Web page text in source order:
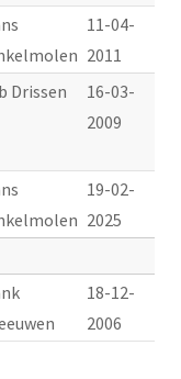
11-04-
2011
Drissen
16-03-
2009
19-02-
2025
18-12-
2006